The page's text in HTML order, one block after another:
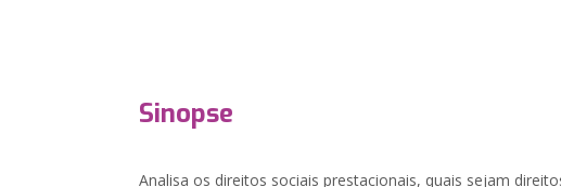
Sinopse
Analisa os direitos sociais prestacionais, quais sejam